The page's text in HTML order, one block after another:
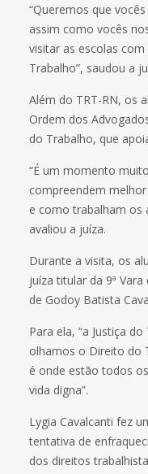
“Queremos que
assim como vocês
visitar as escolas
Trabalho”, saudou a
Além do TRT-RN, os
Ordem dos
do Trabalho, que
“É um momento
compreendem
e como trabalham os
avaliou a juíza.
Durante a visita, os
juíza titular da 9ª
de Godoy Batista
Para ela, “a Justiça
olhamos o Direito do
é onde estão todos
vida digna”.
Lygia Cavalcanti fez
tentativa de
dos direitos